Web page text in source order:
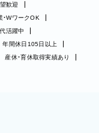
歓迎
・WワークOK
活躍中
年間休日105日以上
産休・育休取得実績あり